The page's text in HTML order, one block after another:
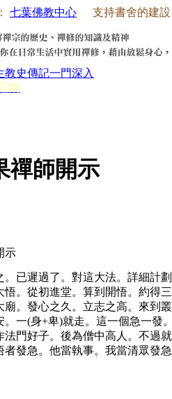
七葉佛教中心 支持書舍的建設
教史傳記一門深入
網
禪師開示
示
已遲過了。對這大法。詳細計
。從初進堂。算到開悟。約得
。發心之久。立志之高。來到
一(身+卑)就走。這一個急一發
門好子。後為僧中高人。不過
發急。他當執事。我當清眾發